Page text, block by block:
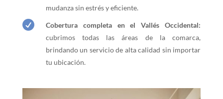
mudanza sin estrés y eficiente.

Cobertura completa en el Vallés Occidental:
cubrimos todas las áreas de la comarca,
brindando un servicio de alta calidad sin importar
tu ubicación.